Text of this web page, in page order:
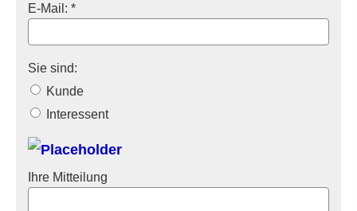
E-Mail: *
Sie sind:
Kunde
Interessent
Ihre Mitteilung